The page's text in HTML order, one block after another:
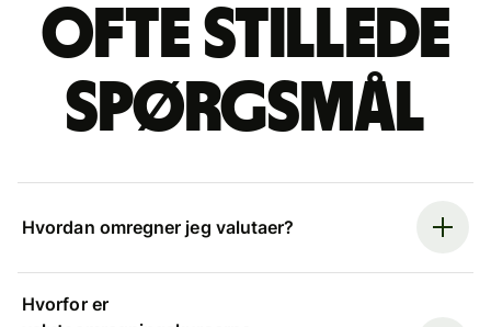
Ofte stillede
spørgsmål
Hvordan omregner jeg valutaer?
Hvorfor er